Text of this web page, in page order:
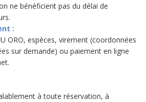
ne bénéficient pas du délai de
:
ORO, espèces, virement (coordonnées
sur demande) ou paiement en ligne
à toute réservation, à